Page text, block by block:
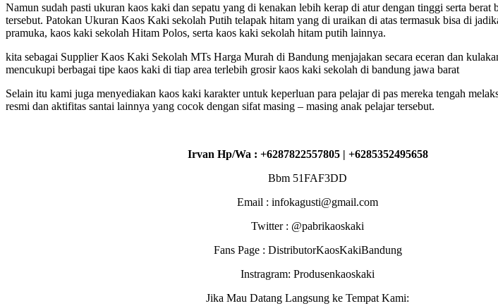
Namun sudah pasti ukuran kaos kaki dan sepatu yang di kenakan lebih kerap di atur dengan tinggi serta berat
tersebut. Patokan Ukuran Kaos Kaki sekolah Putih telapak hitam yang di uraikan di atas termasuk bisa di
pramuka, kaos kaki sekolah Hitam Polos, serta kaos kaki sekolah hitam putih lainnya.
kita sebagai Supplier Kaos Kaki Sekolah MTs Harga Murah di Bandung menjajakan secara eceran dan
mencukupi berbagai tipe kaos kaki di tiap area terlebih grosir kaos kaki sekolah di bandung jawa barat
Selain itu kami juga menyediakan kaos kaki karakter untuk keperluan para pelajar di pas mereka tengah
resmi dan aktifitas santai lainnya yang cocok dengan sifat masing – masing anak pelajar tersebut.
Irvan Hp/Wa : +6287822557805 | +6285352495658
Bbm 51FAF3DD
Email : infokagusti@gmail.com
Twitter : @pabrikaoskaki
Fans Page : DistributorKaosKakiBandung
Instragram: Produsenkaoskaki
Jika Mau Datang Langsung ke Tempat Kami: